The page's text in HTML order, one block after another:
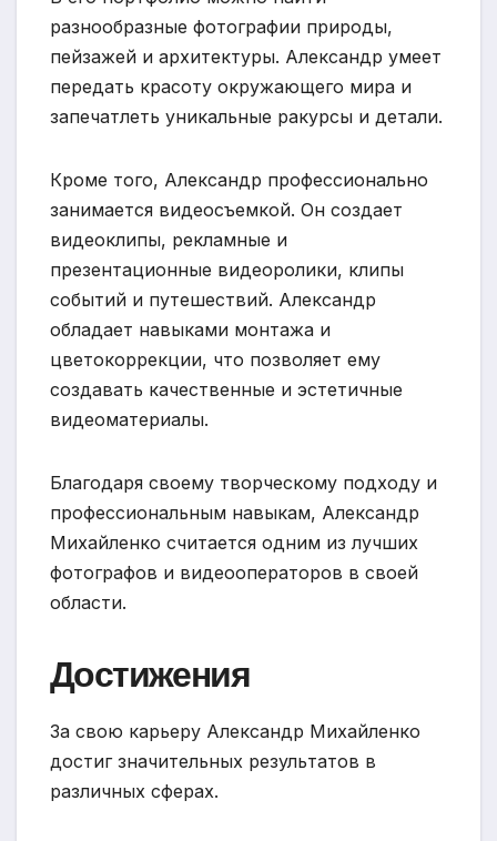
разнообразные фотографии природы,
пейзажей и архитектуры. Александр умеет
передать красоту окружающего мира и
запечатлеть уникальные ракурсы и детали.
Кроме того, Александр профессионально
занимается видеосъемкой. Он создает
видеоклипы, рекламные и
презентационные видеоролики, клипы
событий и путешествий. Александр
обладает навыками монтажа и
цветокоррекции, что позволяет ему
создавать качественные и эстетичные
видеоматериалы.
Благодаря своему творческому подходу и
профессиональным навыкам, Александр
Михайленко считается одним из лучших
фотографов и видеооператоров в своей
области.
Достижения
За свою карьеру Александр Михайленко
достиг значительных результатов в
различных сферах.